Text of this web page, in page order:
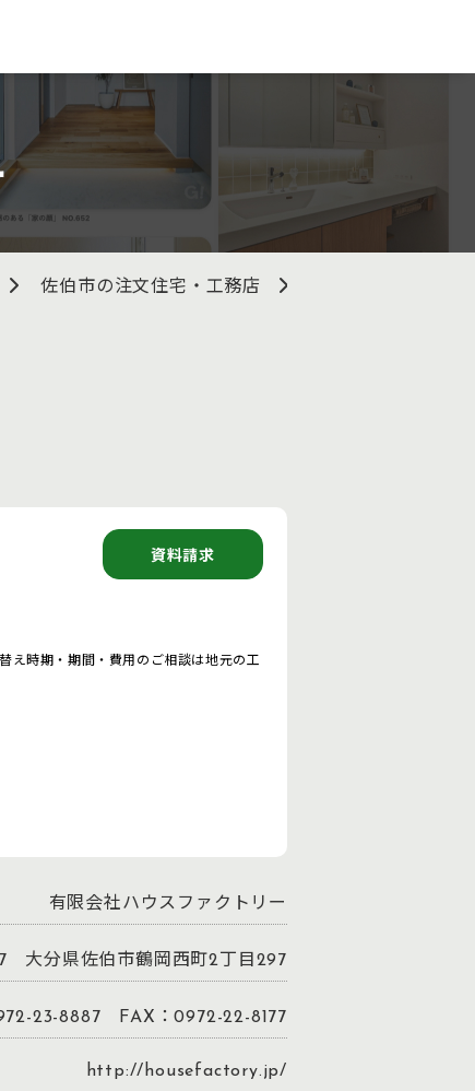
佐伯市の注文住宅・工務店
資料請求
え時期・期間・費用のご相談は地元の工
有限会社ハウスファクトリー
大分県佐伯市鶴岡西町2丁目297
23-8887 FAX：0972-22-8177
http://housefactory.jp/